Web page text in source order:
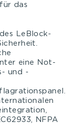
das
LeBlock-
eine Not-
und -
NFPA